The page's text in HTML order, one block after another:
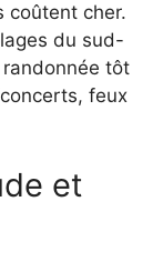
coûtent cher.
du sud-
tôt
feux
et